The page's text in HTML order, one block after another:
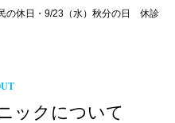
の休日・9/23（水）秋分の日 休診
ックについて